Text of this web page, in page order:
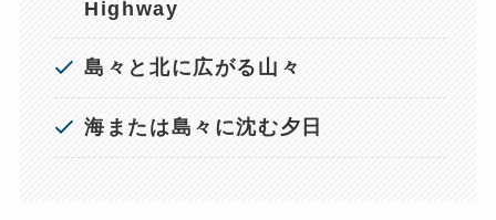
Highway
島々と北に広がる山々
海または島々に沈む夕日